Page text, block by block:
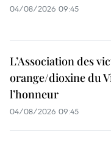
04/08/2026 09:45
L’Association des
orange/dioxine du
l’honneur
04/08/2026 09:45